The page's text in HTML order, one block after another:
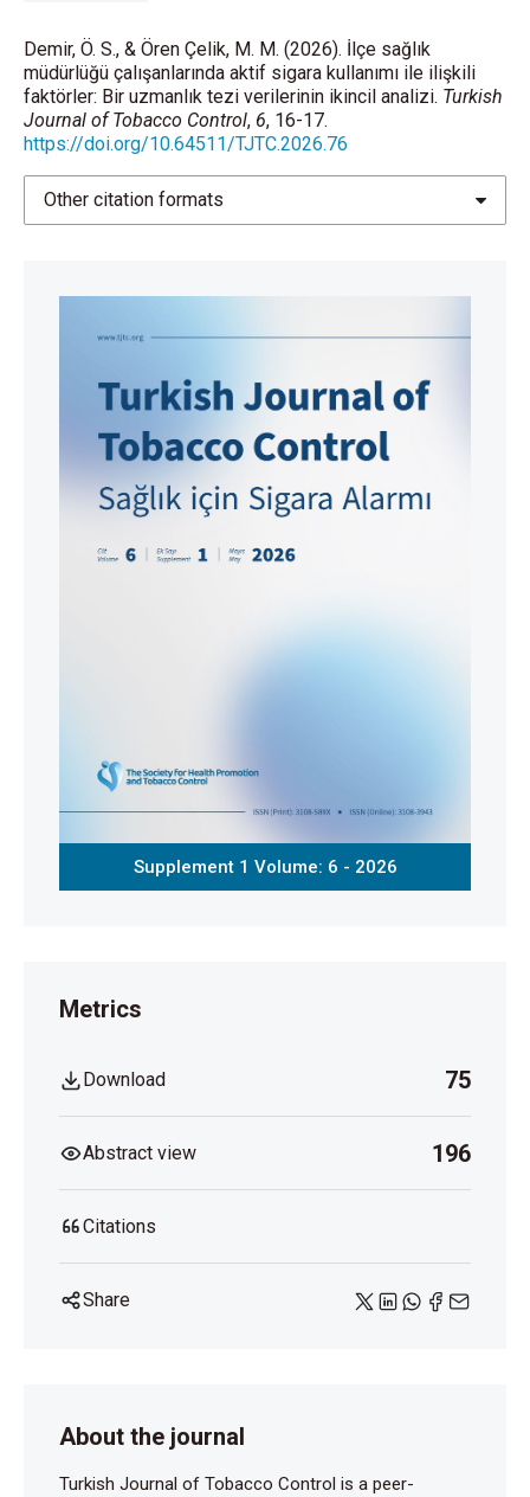
Demir, Ö. S., & Ören Çelik, M. M. (2026). İlçe sağlık
müdürlüğü çalışanlarında aktif sigara kullanımı ile ilişkili
faktörler: Bir uzmanlık tezi verilerinin ikincil analizi. Turkish
Journal of Tobacco Control, 6, 16-17.
https://doi.org/10.64511/TJTC.2026.76
Other citation formats
Supplement 1 Volume: 6 - 2026
Metrics
Download 75
Abstract view 196
Citations
Share
About the journal
Turkish Journal of Tobacco Control is a peer-